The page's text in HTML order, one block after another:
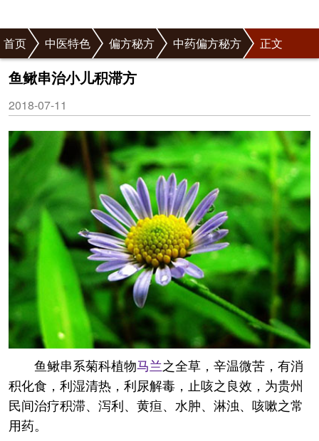
首页 中医特色 偏方秘方 中药偏方秘方 正文
鱼鳅串治小儿积滞方
2018-07-11
鱼鳅串系菊科植物马兰之全草，辛温微苦，有消
积化食，利湿清热，利尿解毒，止咳之良效，为贵州
民间治疗积滞、泻利、黄疸、水肿、淋浊、咳嗽之常
用药。